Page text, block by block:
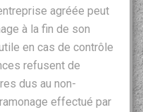
agréée peut
à la fin de son
en cas de contrôle
refusent de
dus au non-
effectué par